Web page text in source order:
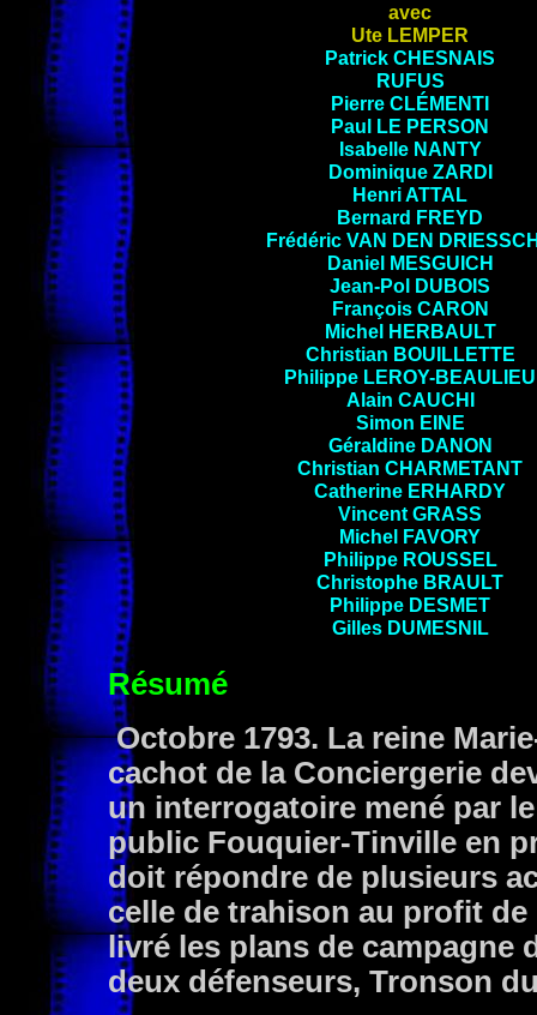
avec
Ute LEMPER
Patrick CHESNAIS
RUFUS
Pierre CLÉMENTI
Paul LE PERSON
Isabelle NANTY
Dominique ZARDI
Henri ATTAL
Bernard FREYD
Frédéric VAN DEN
Daniel MESGUICH
Jean-Pol DUBOIS
François CARON
Michel HERBAULT
Christian BOUILLETTE
Philippe LEROY-BEAULIEU
Alain CAUCHI
Simon EINE
Géraldine DANON
Christian CHARMETANT
Catherine ERHARDY
Vincent GRASS
Michel FAVORY
Philippe ROUSSEL
Christophe BRAULT
Philippe DESMET
Gilles DUMESNIL
Résumé
Octobre 1793. La reine
cachot de la Conciergerie
un interrogatoire mené par
public Fouquier-Tinville en
doit répondre de plusieurs
celle de trahison au profit
livré les plans de campagne
deux défenseurs, Tronson